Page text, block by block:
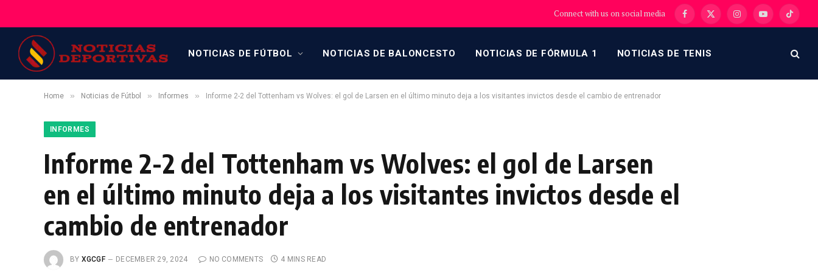
Connect with us on social media Facebook
X
InstagramYouTubeTikTok
NOTICIAS DE FÚTBOL NOTICIAS DE BALONCESTO NOTICIAS DE FÓRMULA 1 NOTICIAS DE TENIS
Home » Noticias de Fútbol » Informes » Informe 2-2 del Tottenham vs Wolves: el gol de Larsen en el último minuto deja a los visitantes invictos desde el cambio de entrenador
INFORMES
Informe 2-2 del Tottenham vs Wolves: el gol de Larsen
en el último minuto deja a los visitantes invictos desde el
cambio de entrenador
BY XGCGF DECEMBER 29, 2024 NO COMMENTS 4 MINS READ